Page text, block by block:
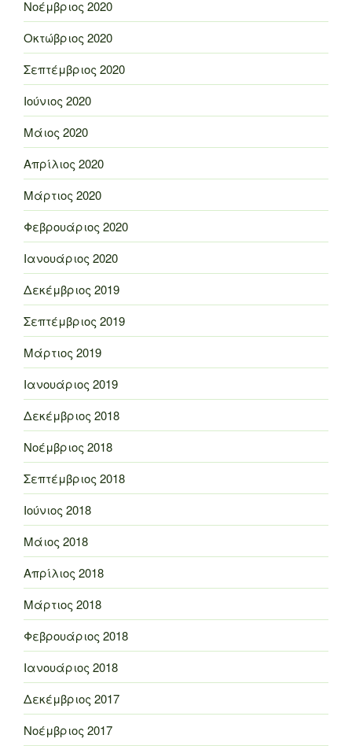
Νοέμβριος 2020
Οκτώβριος 2020
Σεπτέμβριος 2020
Ιούνιος 2020
Μάιος 2020
Απρίλιος 2020
Μάρτιος 2020
Φεβρουάριος 2020
Ιανουάριος 2020
Δεκέμβριος 2019
Σεπτέμβριος 2019
Μάρτιος 2019
Ιανουάριος 2019
Δεκέμβριος 2018
Νοέμβριος 2018
Σεπτέμβριος 2018
Ιούνιος 2018
Μάιος 2018
Απρίλιος 2018
Μάρτιος 2018
Φεβρουάριος 2018
Ιανουάριος 2018
Δεκέμβριος 2017
Νοέμβριος 2017